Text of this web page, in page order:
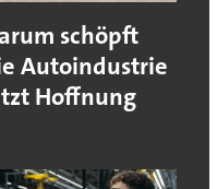
schöpft
Autoindustrie
Hoffnung